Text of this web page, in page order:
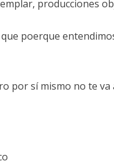
producciones
poerque
por sí mismo no te va